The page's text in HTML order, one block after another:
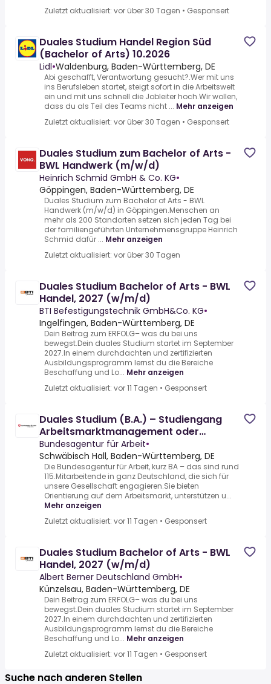
Zuletzt aktualisiert: vor über 30 Tagen • Gesponsert
Duales Studium Handel Region Süd
(Bachelor of Arts) 10.2026
Lidl•Waldenburg, Baden-Württemberg, DE
Abi geschafft, Verantwortung gesucht?.Wer mit uns
ins Berufsleben startet, steigt sofort in die Arbeitswelt
ein und mit uns schnell die Jobleiter hoch.Wir wollen,
dass du als Teil des Teams nicht ... Mehr anzeigen
Zuletzt aktualisiert: vor über 30 Tagen • Gesponsert
Duales Studium zum Bachelor of Arts -
BWL Handwerk (m/w/d)
Heinrich Schmid GmbH & Co. KG•
Göppingen, Baden-Württemberg, DE
Duales Studium zum Bachelor of Arts - BWL
Handwerk (m/w/d) in Göppingen.Menschen an
mehr als 200 Standorten setzen sich jeden Tag bei
der familiengeführten Unternehmensgruppe Heinrich
Schmid dafür ... Mehr anzeigen
Zuletzt aktualisiert: vor über 30 Tagen
Duales Studium Bachelor of Arts - BWL
Handel, 2027 (w/m/d)
BTI Befestigungstechnik GmbH&Co. KG•
Ingelfingen, Baden-Württemberg, DE
Dein Beitrag zum ERFOLG– was du bei uns
bewegst.Dein duales Studium startet im September
2027.In einem durchdachten und zertifizierten
Ausbildungs­programm lernst du die Bereiche
Beschaffung und Lo... Mehr anzeigen
Zuletzt aktualisiert: vor 11 Tagen • Gesponsert
Duales Studium (B.A.) – Studiengang
Arbeitsmarktmanagement oder
Beratung für Bildung, Beruf und
Bundesagentur für Arbeit•
Schwäbisch Hall, Baden-Württemberg, DE
Die Bundesagentur für Arbeit, kurz BA – das sind rund
115.Mitarbeitende in ganz Deutschland, die sich für
unsere Gesellschaft engagieren.Sie bieten
Orientierung auf dem Arbeitsmarkt, unterstützen u...
Mehr anzeigen
Zuletzt aktualisiert: vor 11 Tagen • Gesponsert
Duales Studium Bachelor of Arts - BWL
Handel, 2027 (w/m/d)
Albert Berner Deutschland GmbH•
Künzelsau, Baden-Württemberg, DE
Dein Beitrag zum ERFOLG– was du bei uns
bewegst.Dein duales Studium startet im September
2027.In einem durchdachten und zertifizierten
Ausbildungs­programm lernst du die Bereiche
Beschaffung und Lo... Mehr anzeigen
Zuletzt aktualisiert: vor 11 Tagen • Gesponsert
Suche nach anderen Stellen